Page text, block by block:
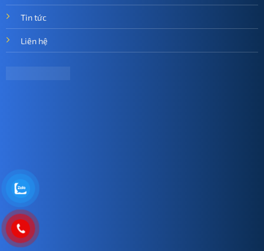
Tin tức
Liên hệ